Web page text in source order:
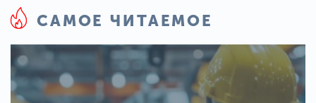
САМОЕ ЧИТАЕМОЕ